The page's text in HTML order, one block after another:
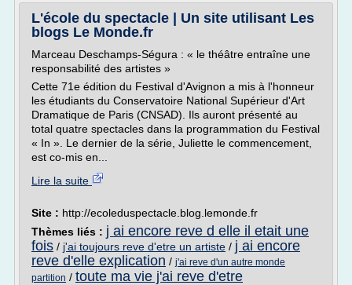
L'école du spectacle | Un site utilisant Les
blogs Le Monde.fr
Marceau Deschamps-Ségura : « le théâtre entraîne une
responsabilité des artistes »
Cette 71e édition du Festival d'Avignon a mis à l'honneur
les étudiants du Conservatoire National Supérieur d'Art
Dramatique de Paris (CNSAD). Ils auront présenté au
total quatre spectacles dans la programmation du Festival
« In ». Le dernier de la série, Juliette le commencement,
est co-mis en...
Lire la suite
Site : http://ecoleduspectacle.blog.lemonde.fr
Thèmes liés : j ai encore reve d elle il etait une
fois / j'ai toujours reve d'etre un artiste / j ai encore
reve d'elle explication / j'ai reve d'un autre monde
partition / toute ma vie j'ai reve d'etre